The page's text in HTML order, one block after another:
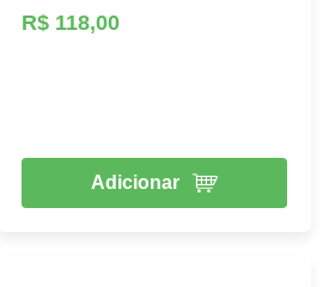
R$ 118,00
Adicionar